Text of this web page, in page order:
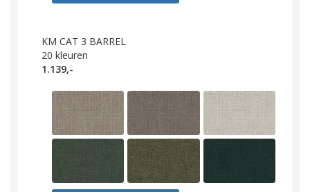
KM CAT 3 BARREL
20 kleuren
1.139,-